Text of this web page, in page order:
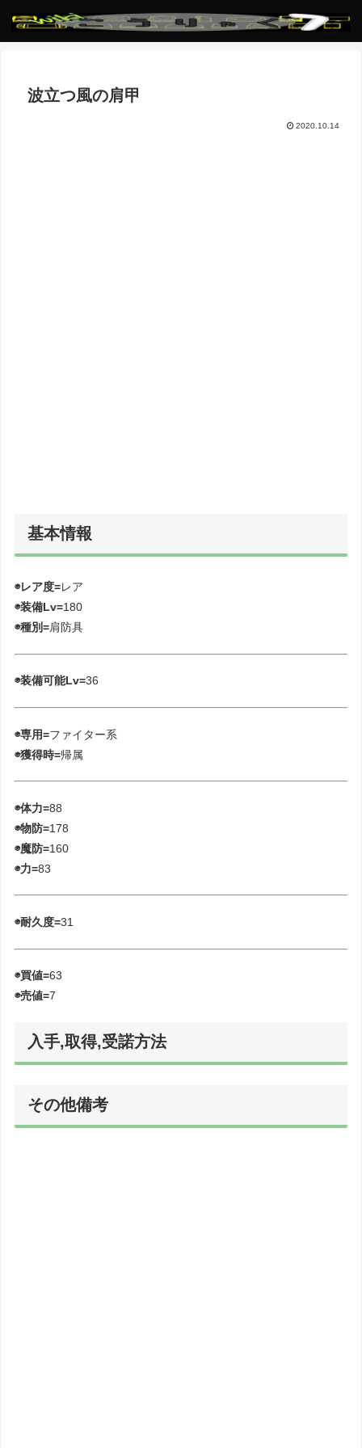
波立つ風の肩甲
2020.10.14
基本情報
◉レア度=レア
◉装備Lv=180
◉種別=肩防具
◉装備可能Lv=36
◉専用=ファイター系
◉獲得時=帰属
◉体力=88
◉物防=178
◉魔防=160
◉力=83
◉耐久度=31
◉買値=63
◉売値=7
入手,取得,受諾方法
その他備考